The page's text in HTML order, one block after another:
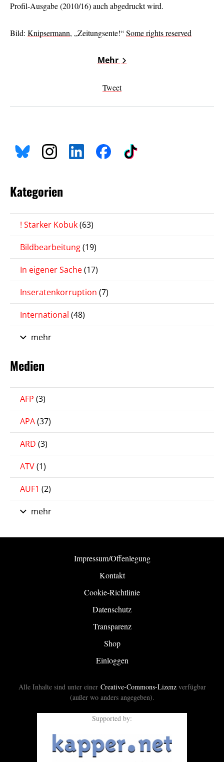
Profil-Ausgabe (2010/16) auch abgedruckt wird.
Bild: Knipsermann, „Zeitungsente!“Some rights reserved
Mehr
Tweet
Kategorien
! Starker Kobuk(63)
Bildbearbeitung(19)
In eigener Sache(17)
Inseratenkorruption (7)
International (48)
mehr
Medien
AFP (3)
APA(37)
ARD (3)
ATV(1)
AUF1 (2)
mehr
Impressum/Offenlegung
Kontakt
Cookie-Richtlinie
Datenschutz
Transparenz
Shop
Einloggen
Alle Inhalte sind unter einer Creative-Commons-Lizenzverfügbar
(außer wo anders angegeben).
Supported by: